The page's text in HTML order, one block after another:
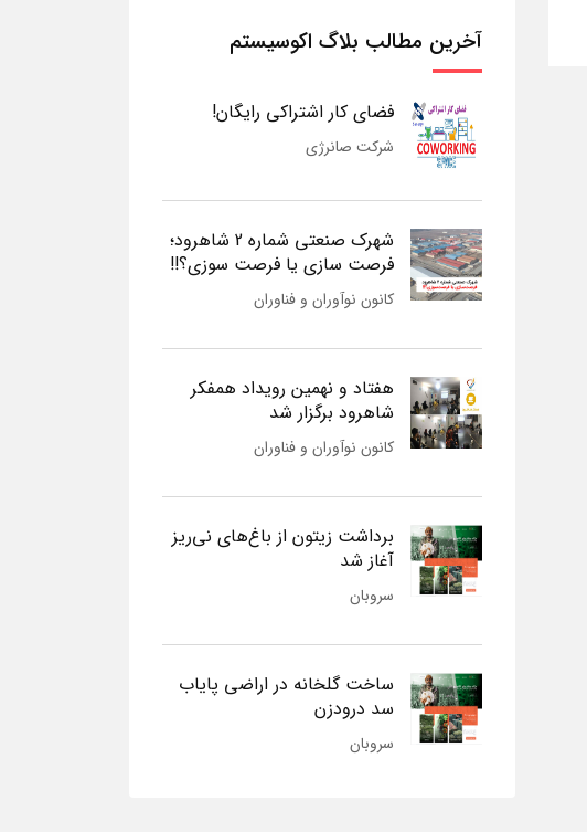
آخرین مطالب بلاگ اکوسیستم
فضای کار اشتراکی رایگان!
شرکت صانرژی
شهرک صنعتی شماره 2 شاهرود؛
فرصت سازی یا فرصت سوزی؟!!
کانون نوآوران و فناوران
هفتاد و نهمین رویداد همفکر
شاهرود برگزار شد
کانون نوآوران و فناوران
برداشت زیتون از باغ‌های نی‌ریز
آغاز شد
سروبان
ساخت گلخانه در اراضی پایاب
سد درودزن
سروبان